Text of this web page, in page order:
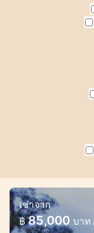
เพนท์เฮาส์ห
เช่าจาก
฿ 85,000 บาท